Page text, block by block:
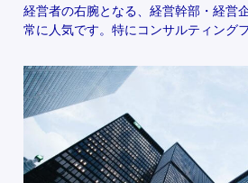
経営者の右腕となる、経営幹部・経営
常に人気です。特にコンサルティング